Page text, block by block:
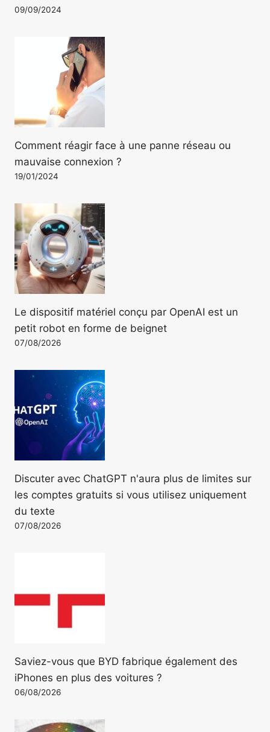
09/09/2024
Comment réagir face à une panne réseau ou
mauvaise connexion ?
19/01/2024
Le dispositif matériel conçu par OpenAI est un
petit robot en forme de beignet
07/08/2026
Discuter avec ChatGPT n'aura plus de limites sur
les comptes gratuits si vous utilisez uniquement
du texte
07/08/2026
Saviez-vous que BYD fabrique également des
iPhones en plus des voitures ?
06/08/2026